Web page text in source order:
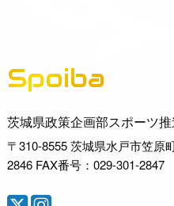
Spoiba
茨城県政策企画部スポーツ
〒310-8555 茨城県水戸市笠原
2846 FAX番号：029-301-2847